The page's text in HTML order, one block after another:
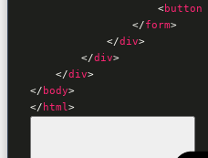
<button
</form>
</div>
</div>
</div>
</ body>
</ html>